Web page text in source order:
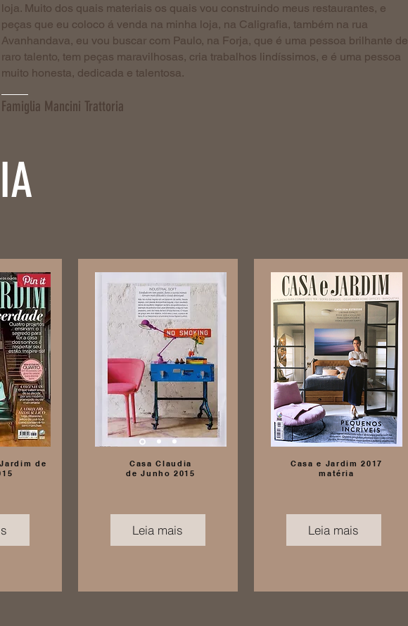
loja. Muito dos quais materiais os quais vou construindo meus restaurantes, e
peças que eu coloco á venda na minha loja, na Caligrafia, também na rua
Avanhandava, eu vou buscar com Paulo, na Forja, que é uma pessoa brilhante de
raro talento, tem peças maravilhosas, cria trabalhos lindíssimos, e é uma pessoa
muito honesta, dedicada e talentosa.
Famiglia Mancini Trattoria
de
Casa Claudia
de Junho 2015
Leia mais
Casa e Jardim 2017
matéria
Leia mais